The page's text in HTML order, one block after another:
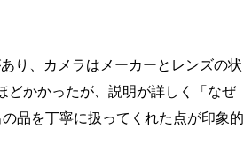
り、カメラはメーカーとレンズの状
どかかったが、説明が詳しく「なぜ
品を丁寧に扱ってくれた点が印象的